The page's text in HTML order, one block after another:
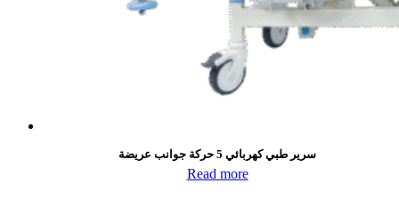
سرير طبي كهربائي 5 حركة جوانب عريضة
Read more